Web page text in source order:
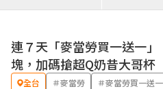
優惠
連７天「麥當勞買一送一
塊，加碼搶超Q奶昔大哥杯
全台 ＃麥當勞 ＃麥當勞買一送一